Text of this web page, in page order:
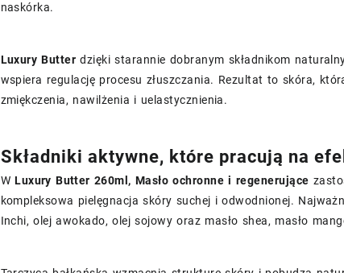
naskórka.
Luxury Butter dzięki starannie dobranym składnikom
wspiera regulację procesu złuszczania. Rezultat to skóra,
zmiękczenia, nawilżenia i uelastycznienia.
Składniki aktywne, które pracują na
WLuxury Butter 260ml, Masło ochronne i regenerujące
kompleksowa pielęgnacja skóry suchej i odwodnionej.
Inchi, olej awokado, olej sojowy oraz masło shea, masło